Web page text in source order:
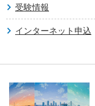
受験情報
インターネット申込